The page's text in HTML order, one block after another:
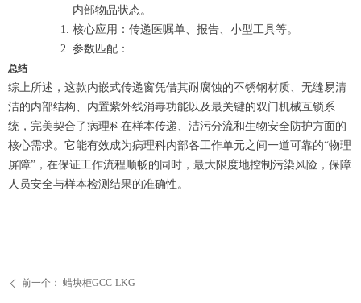
内部物品状态。
核心应用：传递医嘱单、报告、小型工具等。
参数匹配：
总结
综上所述，这款内嵌式传递窗凭借其耐腐蚀的不锈钢材质、无缝易清
洁的内部结构、内置紫外线消毒功能以及最关键的双门机械互锁系
统，完美契合了病理科在样本传递、洁污分流和生物安全防护方面的
核心需求。它能有效成为病理科内部各工作单元之间一道可靠的“物理
屏障”，在保证工作流程顺畅的同时，最大限度地控制污染风险，保障
人员安全与样本检测结果的准确性。
ꄴ 前一个： 蜡块柜GCC-LKG